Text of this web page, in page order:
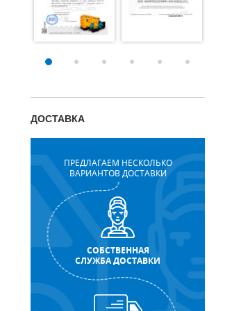
ДОСТАВКА
ПРЕДЛАГАЕМ НЕСКОЛЬКО
ВАРИАНТОВ ДОСТАВКИ
СОБСТВЕННАЯ
СЛУЖБА ДОСТАВКИ